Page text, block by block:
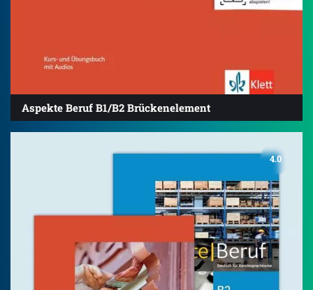
Aspekte Beruf B1/B2 Brückenelement
4.0